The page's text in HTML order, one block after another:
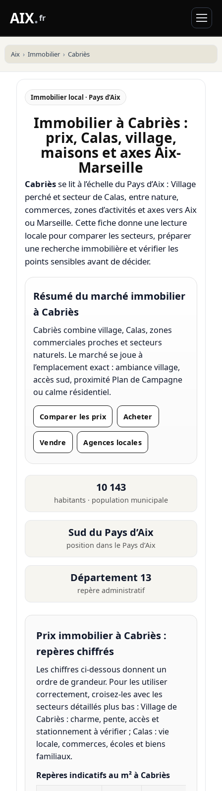
AIX.fr
Aix Immobilier Cabriès
Immobilier local · Pays d’Aix
Immobilier à Cabriès :
prix, Calas, village,
maisons et axes Aix-
Marseille
Cabrièsse lit à l’échelle du Pays d’Aix : Village
perché et secteur de Calas, entre nature,
commerces, zones d’activités et axes vers Aix
ou Marseille. Cette fiche donne une lecture
locale pour comparer les secteurs, préparer
une recherche immobilière et vérifier les
points sensibles avant de décider.
Résumé du marché immobilier
à Cabriès
Cabriès combine village, Calas, zones
commerciales proches et secteurs
naturels. Le marché se joue à
l’emplacement exact : ambiance village,
accès sud, proximité Plan de Campagne
ou calme résidentiel.
Comparer les prix Acheter
Vendre Agences locales
10 143
habitants · population municipale
Sud du Pays d’Aix
position dans le Pays d’Aix
Département 13
repère administratif
Prix immobilier à Cabriès :
repères chiffrés
Les chiffres ci-dessous donnent un
ordre de grandeur. Pour les utiliser
correctement, croisez-les avec les
secteurs détaillés plus bas : Village de
Cabriès : charme, pente, accès et
stationnement à vérifier ; Calas : vie
locale, commerces, écoles et biens
familiaux.
Repères indicatifs au m² à Cabriès